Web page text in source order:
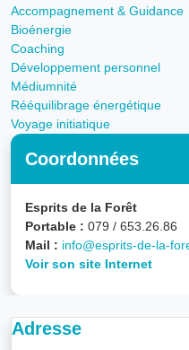
Accompagnement & Guidance
Bioénergie
Coaching
Développement personnel
Médiumnité
Rééquilibrage énergétique
Voyage initiatique
Coordonnées
Esprits de la Forêt
Portable : 079 / 653.26.86
Mail : info@esprits-de-la-
Voir son site Internet
Adresse